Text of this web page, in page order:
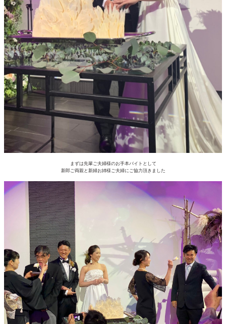
まずは先輩ご夫婦様のお手本バイトとして
新郎ご両親と新婦お姉様ご夫婦にご協力頂きました